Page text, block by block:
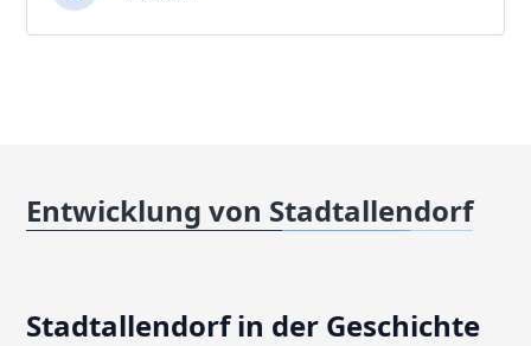
Entwicklung von Stadtallendorf
Stadtallendorf in der Geschichte